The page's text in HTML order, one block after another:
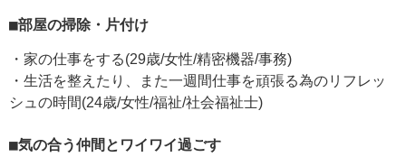
■部屋の掃除・片付け
・家の仕事をする(29歳/女性/精密機器/事務)
・生活を整えたり、また一週間仕事を頑張る為のリフレッ
シュの時間(24歳/女性/福祉/社会福祉士)
■気の合う仲間とワイワイ過ごす